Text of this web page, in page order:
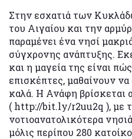
Στην εσχατιά των
του Αιγαίου και την
παραμένει ένα νησί
σύγχρονης ανάπτυξης.
και η μαγεία της είναι
επισκέπτες, μαθαίνουν
καλά. Η Ανάφη βρίσκεται
( http://bit.ly/r2uu2q ), με
νοτιοανατολικότερα
μόλις περίπου 280